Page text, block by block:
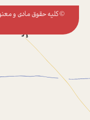
© کلیه حقوق مادی و